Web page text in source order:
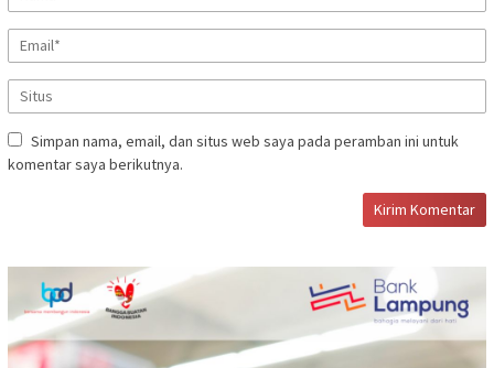
Simpan nama, email, dan situs web saya pada peramban ini untuk
komentar saya berikutnya.